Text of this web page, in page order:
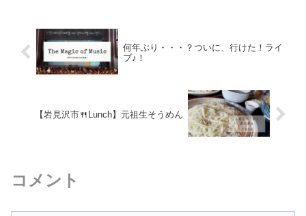
何年ぶり・・・？ついに、行けた！ライ
ブ♪！
【岩見沢市🍴Lunch】元祖生そうめん
コメント